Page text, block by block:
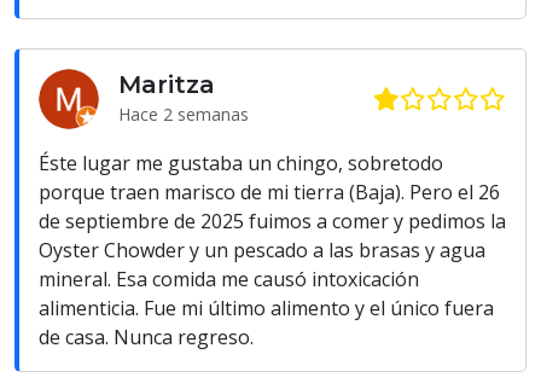
Maritza
Hace 2 semanas
Éste lugar me gustaba un chingo, sobretodo
porque traen marisco de mi tierra (Baja). Pero el 26
de septiembre de 2025 fuimos a comer y pedimos la
Oyster Chowder y un pescado a las brasas y agua
mineral. Esa comida me causó intoxicación
alimenticia. Fue mi último alimento y el único fuera
de casa. Nunca regreso.